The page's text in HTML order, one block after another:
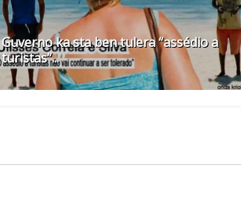
Guverno ka sta ben tulera “assédio a
turistas”...